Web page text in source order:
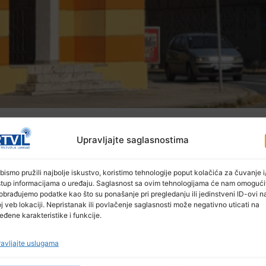
Upravljajte saglasnostima
pružili najbolje iskustvo, koristimo tehnologije poput kolačića za čuvanje
informacijama o uređaju. Saglasnost sa ovim tehnologijama će nam
podatke kao što su ponašanje pri pregledanju ili jedinstveni ID-ovi
veb lokaciji. Nepristanak ili povlačenje saglasnosti može negativno uticati na
karakteristike i funkcije.
uslugama
begove medrese u Tuzli koji predstavlja
portal Behram-begove medrese u Tuzli dio je
koja je 2010 godine proglašena
informacijama. Također, ugradit ćemo i
Zijad Lugavić.